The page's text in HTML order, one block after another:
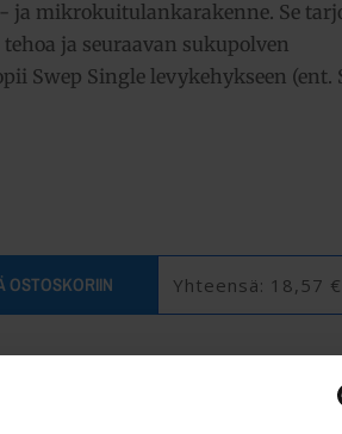
mikrokuitulankarakenne. Se
ja seuraavan sukupolven
Swep Single levykehykseen (ent.
OSTOSKORIIN Yhteensä: 18,57 €